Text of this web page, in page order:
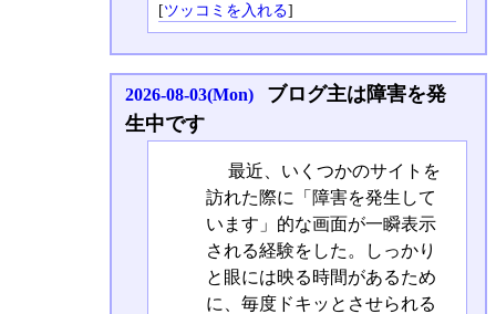
[ツッコミを入れる]
2026-08-03(Mon)
ブログ主は障害を発
生中です
最近、いくつかのサイトを
訪れた際に「障害を発生して
います」的な画面が一瞬表示
される経験をした。しっかり
と眼には映る時間があるため
に、毎度ドキッとさせられる